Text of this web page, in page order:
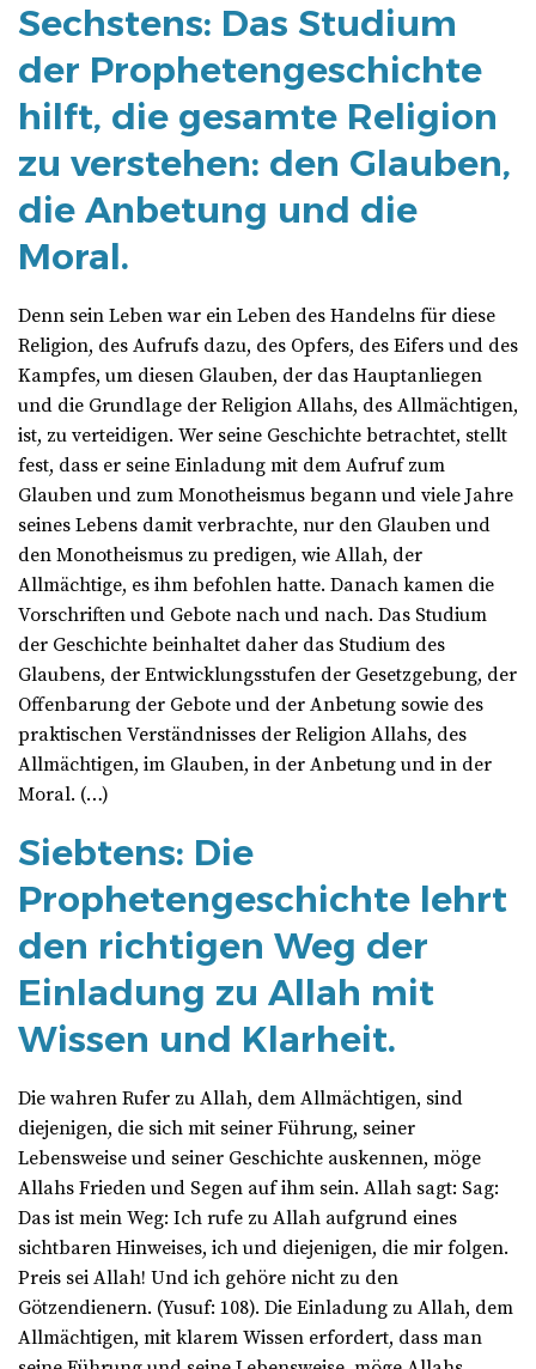
Sechstens: Das Studium
der Prophetengeschichte
hilft, die gesamte Religion
zu verstehen: den Glauben,
die Anbetung und die
Moral.
Denn sein Leben war ein Leben des Handelns für diese
Religion, des Aufrufs dazu, des Opfers, des Eifers und des
Kampfes, um diesen Glauben, der das Hauptanliegen
und die Grundlage der Religion Allahs, des Allmächtigen,
ist, zu verteidigen. Wer seine Geschichte betrachtet, stellt
fest, dass er seine Einladung mit dem Aufruf zum
Glauben und zum Monotheismus begann und viele Jahre
seines Lebens damit verbrachte, nur den Glauben und
den Monotheismus zu predigen, wie Allah, der
Allmächtige, es ihm befohlen hatte. Danach kamen die
Vorschriften und Gebote nach und nach. Das Studium
der Geschichte beinhaltet daher das Studium des
Glaubens, der Entwicklungsstufen der Gesetzgebung, der
Offenbarung der Gebote und der Anbetung sowie des
praktischen Verständnisses der Religion Allahs, des
Allmächtigen, im Glauben, in der Anbetung und in der
Moral. (…)
Siebtens: Die
Prophetengeschichte lehrt
den richtigen Weg der
Einladung zu Allah mit
Wissen und Klarheit.
Die wahren Rufer zu Allah, dem Allmächtigen, sind
diejenigen, die sich mit seiner Führung, seiner
Lebensweise und seiner Geschichte auskennen, möge
Allahs Frieden und Segen auf ihm sein. Allah sagt: Sag:
Das ist mein Weg: Ich rufe zu Allah aufgrund eines
sichtbaren Hinweises, ich und diejenigen, die mir folgen.
Preis sei Allah! Und ich gehöre nicht zu den
Götzendienern. (Yusuf: 108). Die Einladung zu Allah, dem
Allmächtigen, mit klarem Wissen erfordert, dass man